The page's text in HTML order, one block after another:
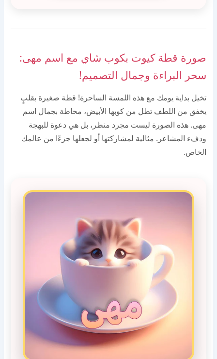
صورة قطة كيوت بكوب شاي مع اسم مهى:
سحر البراءة وجمال التصميم!
تخيل بداية يومك مع هذه اللمسة الساحرة! قطة صغيرة بقلبٍ
يخفق من اللطف تطل من كوبها الأبيض، محاطة بجمال اسم
مهى. هذه الصورة ليست مجرد منظر، بل هي دعوة للبهجة
ودفء المشاعر. مثالية لمشاركتها أو لجعلها جزءًا من عالمك
الخاص.